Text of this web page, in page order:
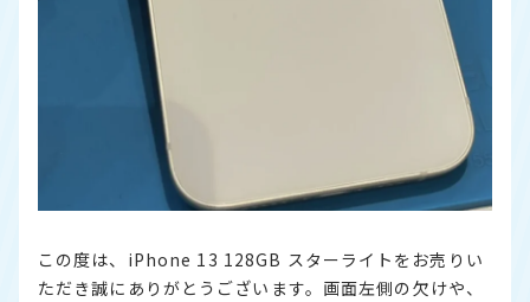
この度は、iPhone 13 128GB スターライトをお売りい
ただき誠にありがとうございます。画面左側の欠けや、